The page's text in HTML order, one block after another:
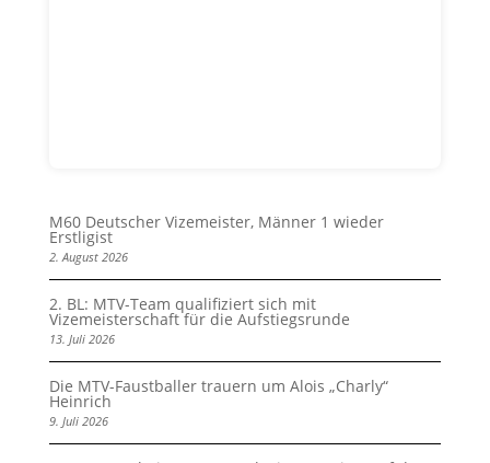
M60 Deutscher Vizemeister, Männer 1 wieder
Erstligist
2. August 2026
2. BL: MTV-Team qualifiziert sich mit
Vizemeisterschaft für die Aufstiegsrunde
13. Juli 2026
Die MTV-Faustballer trauern um Alois „Charly“
Heinrich
9. Juli 2026